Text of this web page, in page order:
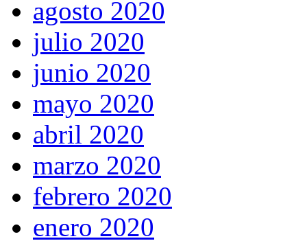
agosto 2020
julio 2020
junio 2020
mayo 2020
abril 2020
marzo 2020
febrero 2020
enero 2020